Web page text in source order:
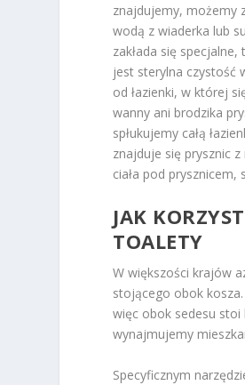
znajdujemy, możemy
wodą z wiaderka lub
zakłada się
jest sterylna czystość
od łazienki, w której
wanny ani brodzika
spłukujemy całą
znajduje się prysznic
ciała pod prysznicem,
JAK
TOALETY
W większości krajów
stojącego obok
więc obok sedesu stoi
wynajmujemy
Specyficznym